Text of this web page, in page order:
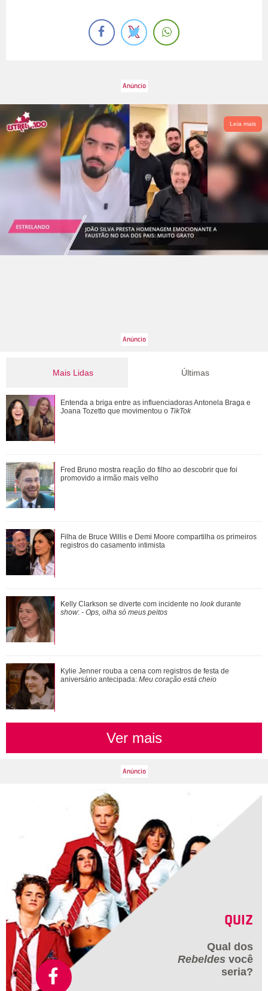
Leia mais
Mais Lidas
Mais de 20 anos após divórcio, Jennifer Aniston e Brad Pitt
estariam se reaproximando, diz ...
Relacionamento com Alice Carvalho e mais.... Veja o que
revelou a série documental Meu Nome ...
Apaixonada pelos filhos! Confira os melhores momentos de
Virginia Fonseca como mãe
Kylie Jenner rouba a cena com registros de festa de
aniversário antecipada: Meu coração es...
Pais de três! Veja o que Zé Felipe e Virginia Fonseca já
falaram sobre a guarda das crian�...
Últimas
Entenda a briga entre as influenciadoras Antonela Braga e
Joana Tozetto que movimentou o TikTok
Fred Bruno mostra reação do filho ao descobrir que foi
promovido a irmão mais velho
Filha de Bruce Willis e Demi Moore compartilha os primeiros
registros do casamento intimista
Kelly Clarkson se diverte com incidente no lookdurante
show: - Ops, olha só meus peitos
Kylie Jenner rouba a cena com registros de festa de
aniversário antecipada: Meu coração está cheio
Ver mais
QUIZ
Qual dos
Rebeldes você
seria?